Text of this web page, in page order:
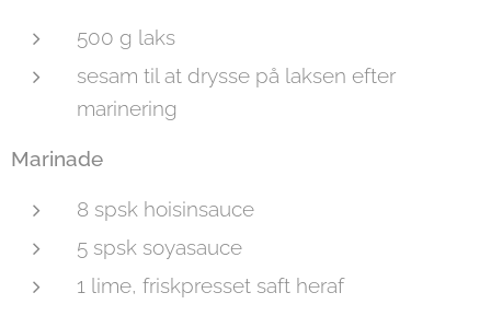
500 g laks
sesam til at drysse på laksen efter
marinering
Marinade
8 spsk hoisinsauce
5 spsk soyasauce
1 lime, friskpresset saft heraf